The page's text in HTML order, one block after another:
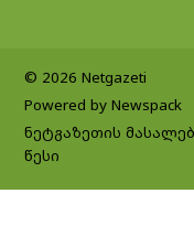
© 2026 Netgazeti
Powered by Newspack
ნეტგაზეთის
წესი